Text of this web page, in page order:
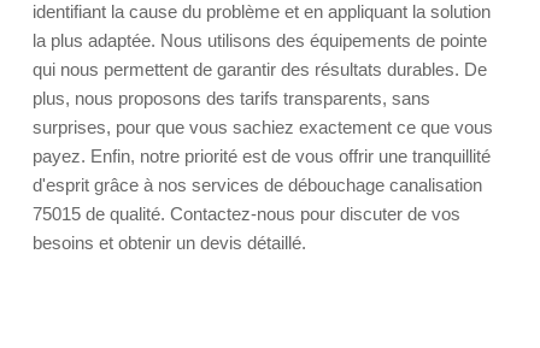
identifiant la cause du problème et en appliquant la solution
la plus adaptée. Nous utilisons des équipements de pointe
qui nous permettent de garantir des résultats durables. De
plus, nous proposons des tarifs transparents, sans
surprises, pour que vous sachiez exactement ce que vous
payez. Enfin, notre priorité est de vous offrir une tranquillité
d'esprit grâce à nos services de débouchage canalisation
75015 de qualité. Contactez-nous pour discuter de vos
besoins et obtenir un devis détaillé.